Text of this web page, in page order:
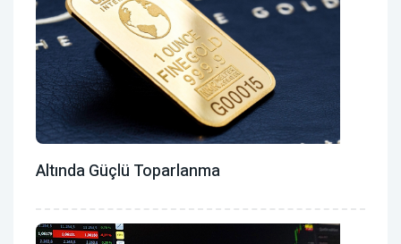
Altında Güçlü Toparlanma